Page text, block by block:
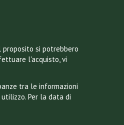
si potrebbero
l'acquisto, vi
tra le informazioni
Per la data di